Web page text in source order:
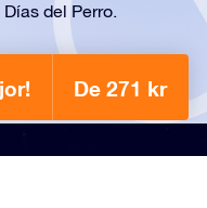
del Perro.
De 271 kr